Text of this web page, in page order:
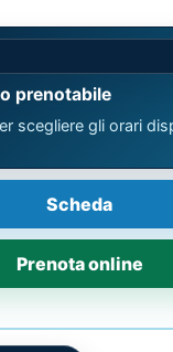
prenotabile
scegliere gli orari
Scheda
Prenota online